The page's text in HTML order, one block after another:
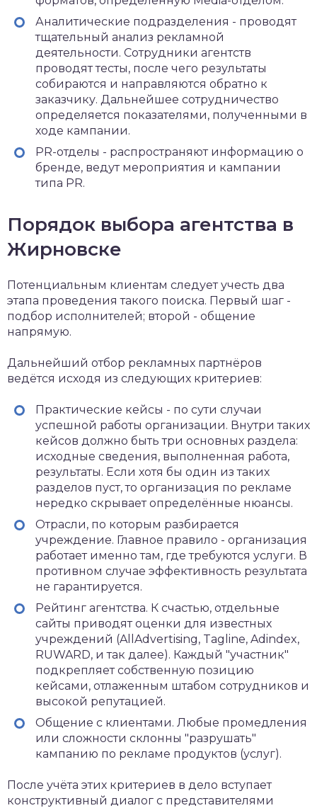
Аналитические подразделения - проводят
тщательный анализ рекламной
деятельности. Сотрудники агентств
проводят тесты, после чего результаты
собираются и направляются обратно к
заказчику. Дальнейшее сотрудничество
определяется показателями, полученными в
ходе кампании.
PR-отделы - распространяют информацию о
бренде, ведут мероприятия и кампании
типа PR.
Порядок выбора агентства в
Жирновске
Потенциальным клиентам следует учесть два
этапа проведения такого поиска. Первый шаг -
подбор исполнителей; второй - общение
напрямую.
Дальнейший отбор рекламных партнёров
ведётся исходя из следующих критериев:
Практические кейсы - по сути случаи
успешной работы организации. Внутри таких
кейсов должно быть три основных раздела:
исходные сведения, выполненная работа,
результаты. Если хотя бы один из таких
разделов пуст, то организация по рекламе
нередко скрывает определённые нюансы.
Отрасли, по которым разбирается
учреждение. Главное правило - организация
работает именно там, где требуются услуги. В
противном случае эффективность результата
не гарантируется.
Рейтинг агентства. К счастью, отдельные
сайты приводят оценки для известных
учреждений (AllAdvertising, Tagline, Adindex,
RUWARD, и так далее). Каждый "участник"
подкрепляет собственную позицию
кейсами, отлаженным штабом сотрудников и
высокой репутацией.
Общение с клиентами. Любые промедления
или сложности склонны "разрушать"
кампанию по рекламе продуктов (услуг).
После учёта этих критериев в дело вступает
конструктивный диалог с представителями